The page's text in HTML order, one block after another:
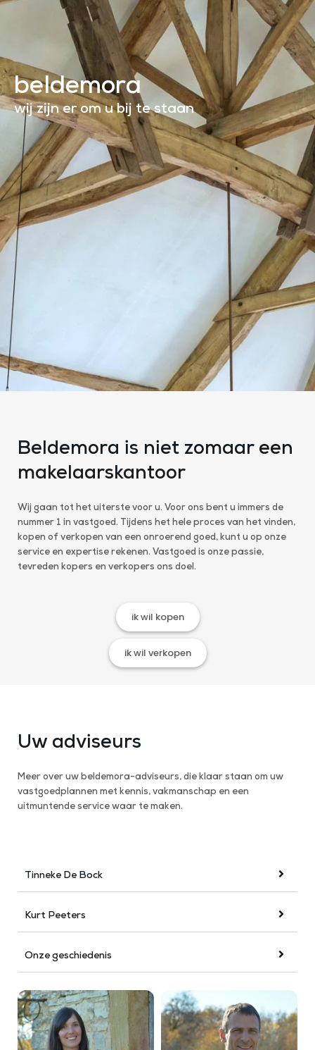
beldemora
wij zijn er om u bij te staan
Beldemora is niet zomaar een
makelaarskantoor
Wij gaan tot het uiterste voor u. Voor ons bent u immers de
nummer 1 in vastgoed. Tijdens het hele proces van het vinden,
kopen of verkopen van een onroerend goed, kunt u op onze
service en expertise rekenen. Vastgoed is onze passie,
tevreden kopers en verkopers ons doel.
ik wil kopen
ik wil verkopen
Uw adviseurs
Meer over uw beldemora-adviseurs, die klaar staan om uw
vastgoedplannen met kennis, vakmanschap en een
uitmuntende service waar te maken.
Tinneke De Bock
Kurt Peeters
Onze geschiedenis